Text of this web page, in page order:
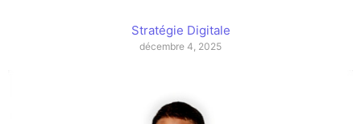
Stratégie Digitale
décembre 4, 2025